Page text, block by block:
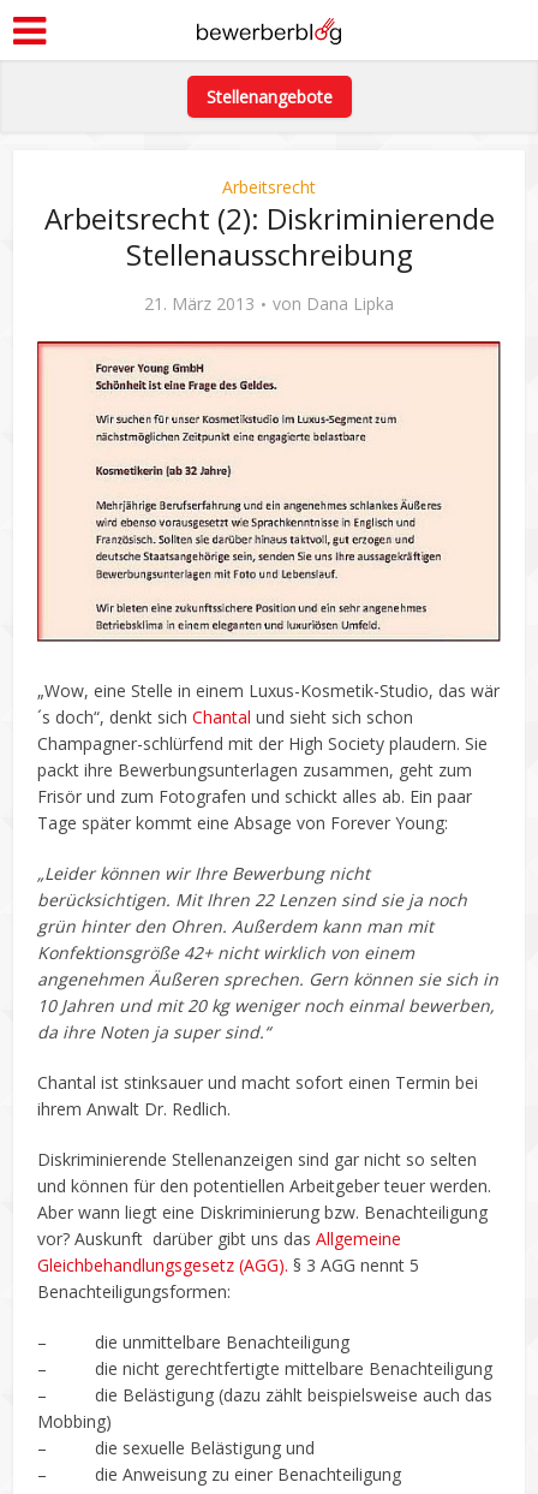
Stellenangebote
Arbeitsrecht
Arbeitsrecht (2): Diskriminierende
Stellenausschreibung
21. März 2013 von Dana Lipka
„Wow, eine Stelle in einem Luxus-Kosmetik-Studio, das wär
´s doch“, denkt sichChantal und sieht sich schon
Champagner-schlürfend mit der High Society plaudern. Sie
packt ihre Bewerbungsunterlagen zusammen, geht zum
Frisör und zum Fotografen und schickt alles ab. Ein paar
Tage später kommt eine Absage von Forever Young:
„Leider können wir Ihre Bewerbung nicht
berücksichtigen. Mit Ihren 22 Lenzen sind sie ja noch
grün hinter den Ohren. Außerdem kann man mit
Konfektionsgröße 42+ nicht wirklich von einem
angenehmen Äußeren sprechen. Gern können sie sich in
10 Jahren und mit 20 kg weniger noch einmal bewerben,
da ihre Noten ja super sind.“
Chantal ist stinksauer und macht sofort einen Termin bei
ihrem Anwalt Dr. Redlich.
Diskriminierende Stellenanzeigen sind gar nicht so selten
und können für den potentiellen Arbeitgeber teuer werden.
Aber wann liegt eine Diskriminierung bzw. Benachteiligung
vor? Auskunft darüber gibt uns dasAllgemeine
Gleichbehandlungsgesetz (AGG). § 3 AGG nennt 5
Benachteiligungsformen:
– die unmittelbare Benachteiligung
– die nicht gerechtfertigte mittelbare Benachteiligung
– die Belästigung (dazu zählt beispielsweise auch das
Mobbing)
– die sexuelle Belästigung und
– die Anweisung zu einer Benachteiligung